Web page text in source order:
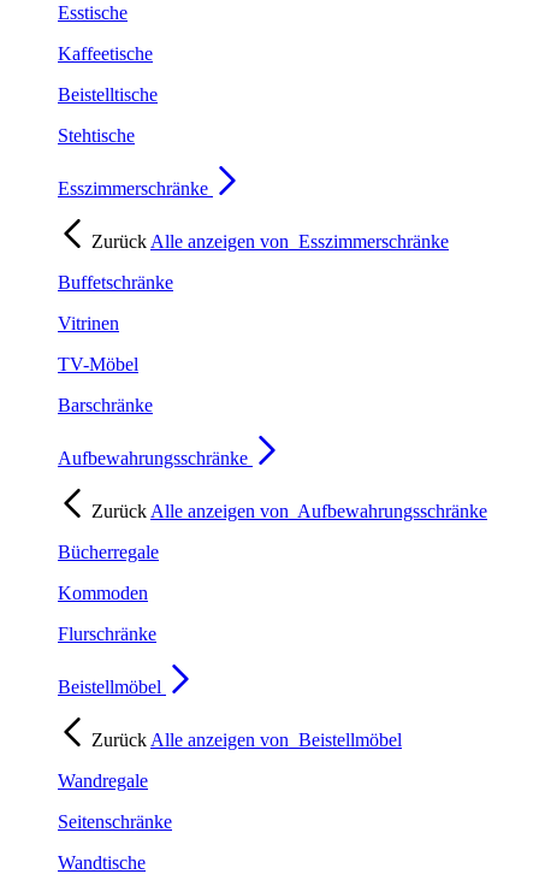
Esstische
Kaffeetische
Beistelltische
Stehtische
Esszimmerschränke
Zurück Alle anzeigen von Esszimmerschränke
Buffetschränke
Vitrinen
TV-Möbel
Barschränke
Aufbewahrungsschränke
Zurück Alle anzeigen von Aufbewahrungsschränke
Bücherregale
Kommoden
Flurschränke
Beistellmöbel
Zurück Alle anzeigen von Beistellmöbel
Wandregale
Seitenschränke
Wandtische